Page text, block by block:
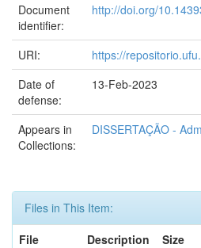
Document
identifier:
http://doi.org/
URI:
https://
Date of
defense:
13-Feb-2023
Appears in
Collections:
DISSERTAÇÃO -
Files in This Item:
File
Description Size